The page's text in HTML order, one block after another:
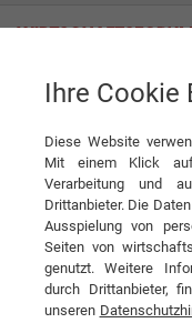
News Die Farben
News
DIESEN ARTIKEL
Die Farben
Aluminium
Ihre Cookie
Diese Website
Mit einem Klick
Verarbeitung und
Drittanbieter. Die
Ausspielung von
Seiten von
genutzt. Weitere
durch Drittanbieter,
unseren